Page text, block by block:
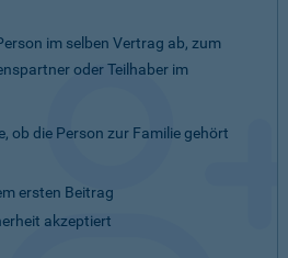
im selben Vertrag ab, zum
oder Teilhaber im
ob die Person zur Familie gehört
ersten Beitrag
akzeptiert